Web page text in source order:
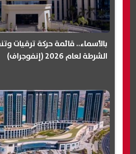
بالأسماء.. قائمة حركة ترقيات
الشرطة لعام 2026 (إنفوجراف)